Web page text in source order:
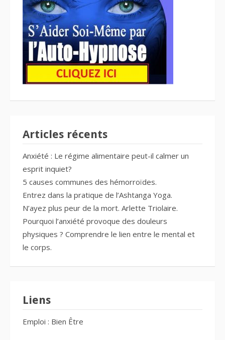
Articles récents
Anxiété : Le régime alimentaire peut-il calmer un
esprit inquiet?
5 causes communes des hémorroïdes.
Entrez dans la pratique de l’Ashtanga Yoga.
N’ayez plus peur de la mort. Arlette Triolaire.
Pourquoi l’anxiété provoque des douleurs
physiques ? Comprendre le lien entre le mental et
le corps.
Liens
Emploi : Bien Être